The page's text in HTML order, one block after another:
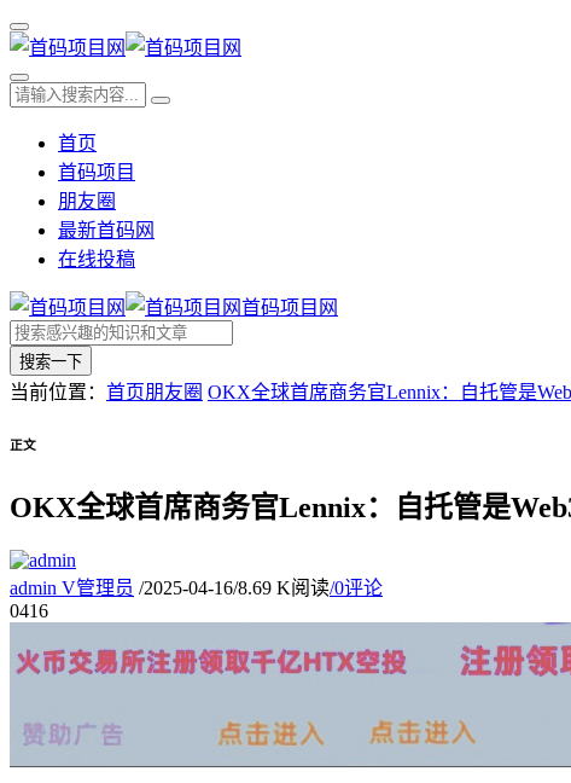
首页
首码项目
朋友圈
最新首码网
在线投稿
首码项目网
搜索一下
当前位置： 首页朋友圈 OKX全球首席商务官Lennix：自托管是
正文
OKX全球首席商务官Lennix：自托管是
admin V管理员 /2025-04-16/8.69 K阅读/0评论
0416